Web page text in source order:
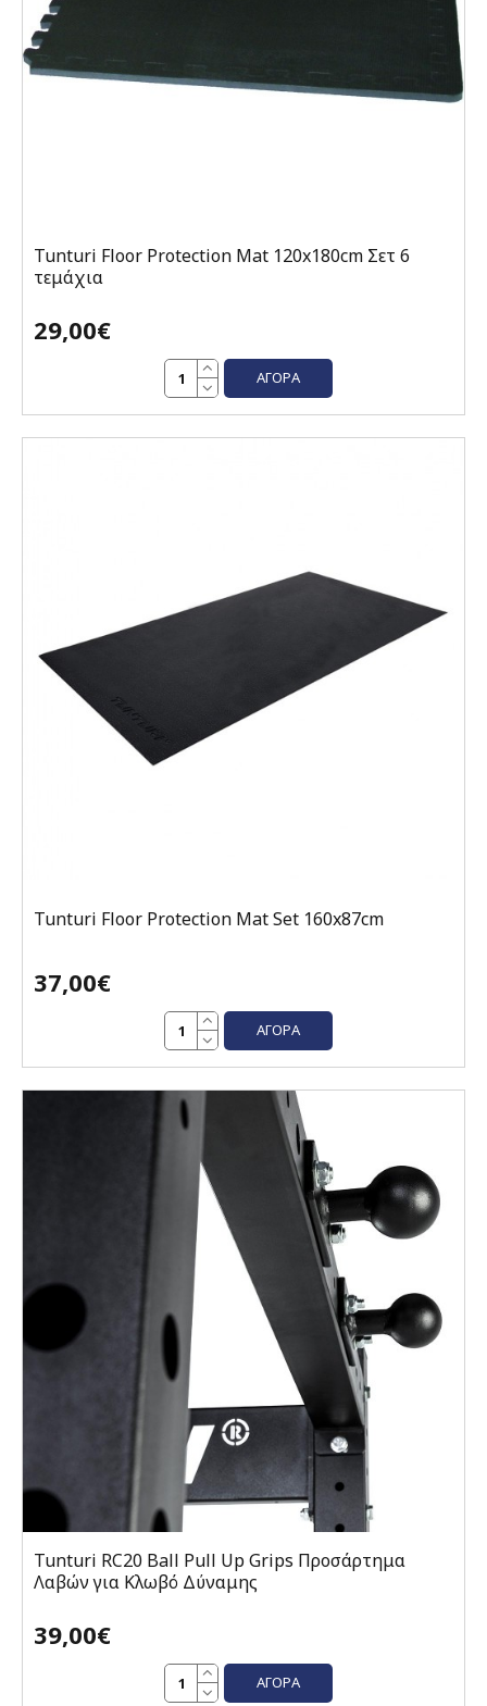
Tunturi Floor Protection Mat 120x180cm Σετ 6
τεμάχια
29,00€
ΑΓΟΡΆ
Tunturi Floor Protection Mat Set 160x87cm
37,00€
ΑΓΟΡΆ
Tunturi RC20 Ball Pull Up Grips Προσάρτημα
Λαβών για Κλωβό Δύναμης
39,00€
ΑΓΟΡΆ